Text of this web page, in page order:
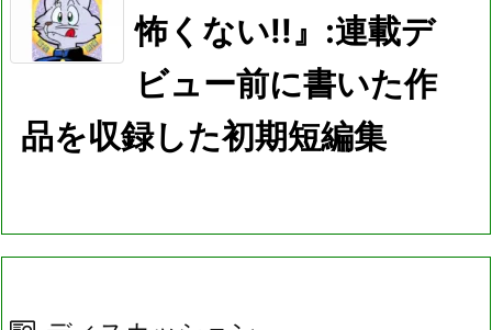
怖くない!!』:連載デ
ビュー前に書いた作
品を収録した初期短編集